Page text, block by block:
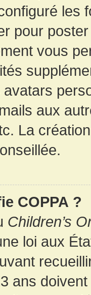
les
pour
vous
mails aux
La
COPPA ?
Children’s
loi aux
ans